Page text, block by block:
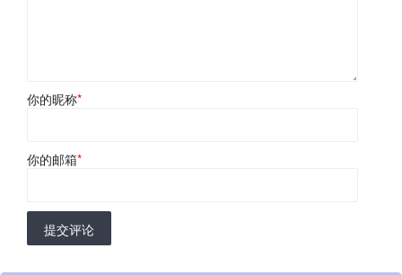
你的昵称*
你的邮箱*
提交评论